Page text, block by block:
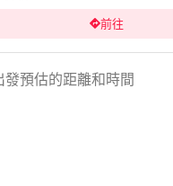
前往
發預估的距離和時間